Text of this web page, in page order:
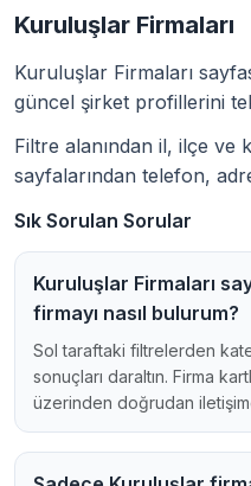
Kuruluşlar Firmaları
Kuruluşlar Firmaları
güncel şirket profillerini
Filtre alanından il, ilçe
sayfalarından telefon,
Sık Sorulan Sorular
Kuruluşlar Firmaları
firmayı nasıl bulurum?
Sol taraftaki filtrelerden
sonuçları daraltın. Firma
üzerinden doğrudan